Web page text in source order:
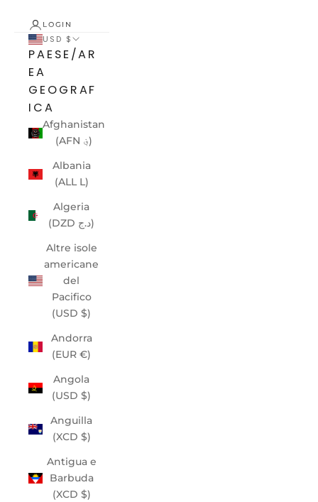
LOGIN
USD $
PAESE/AR
EA
GEOGRAF
ICA
Afghanistan
(AFN ؋)
Albania
(ALL L)
Algeria
(DZD د.ج)
Altre isole
americane
del
Pacifico
(USD $)
Andorra
(EUR €)
Angola
(USD $)
Anguilla
(XCD $)
Antigua e
Barbuda
(XCD $)